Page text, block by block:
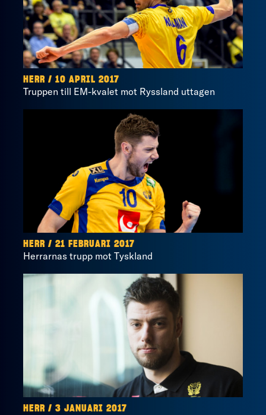
HERR / 10 APRIL 2017
Truppen till EM-kvalet mot Ryssland uttagen
HERR / 21 FEBRUARI 2017
Herrarnas trupp mot Tyskland
HERR / 3 JANUARI 2017